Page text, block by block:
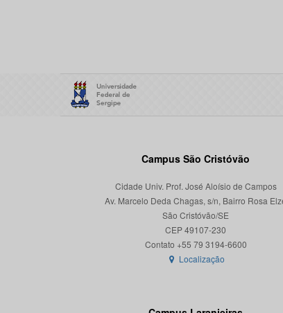
Campus São Cristóvão
Cidade Univ. Prof. José Aloísio de Campos
Av. Marcelo Deda Chagas, s/n, Bairro Rosa
São Cristóvão/SE
CEP 49107-230
Localização